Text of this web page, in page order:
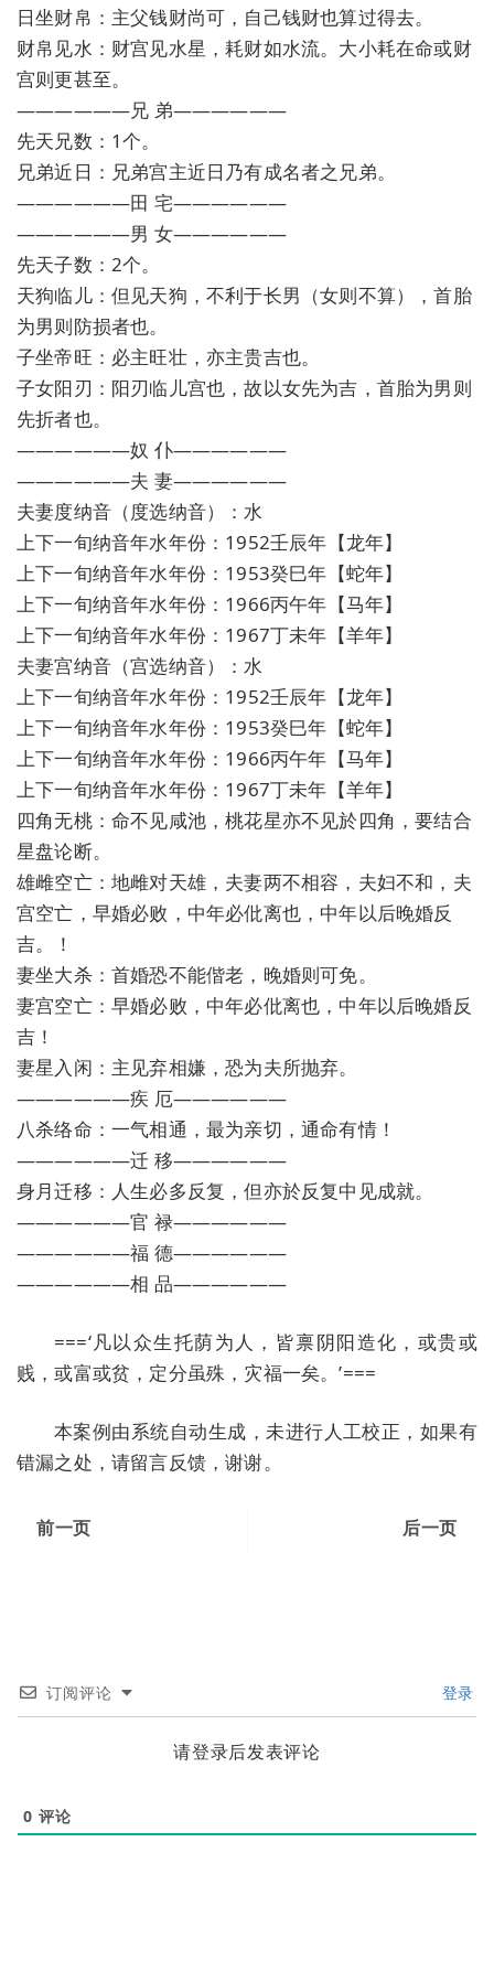
日坐财帛：主父钱财尚可，自己钱财也算过得去。
财帛见水：财宫见水星，耗财如水流。大小耗在命或财
宫则更甚至。
——————兄 弟——————
先天兄数：1个。
兄弟近日：兄弟宫主近日乃有成名者之兄弟。
——————田 宅——————
——————男 女——————
先天子数：2个。
天狗临儿：但见天狗，不利于长男（女则不算），首胎
为男则防损者也。
子坐帝旺：必主旺壮，亦主贵吉也。
子女阳刃：阳刃临儿宫也，故以女先为吉，首胎为男则
先折者也。
——————奴 仆——————
——————夫 妻——————
夫妻度纳音（度选纳音）：水
上下一旬纳音年水年份：1952壬辰年【龙年】
上下一旬纳音年水年份：1953癸巳年【蛇年】
上下一旬纳音年水年份：1966丙午年【马年】
上下一旬纳音年水年份：1967丁未年【羊年】
夫妻宫纳音（宫选纳音）：水
上下一旬纳音年水年份：1952壬辰年【龙年】
上下一旬纳音年水年份：1953癸巳年【蛇年】
上下一旬纳音年水年份：1966丙午年【马年】
上下一旬纳音年水年份：1967丁未年【羊年】
四角无桃：命不见咸池，桃花星亦不见於四角，要结合
星盘论断。
雄雌空亡：地雌对天雄，夫妻两不相容，夫妇不和，夫
宫空亡，早婚必败，中年必仳离也，中年以后晚婚反
吉。！
妻坐大杀：首婚恐不能偕老，晚婚则可免。
妻宫空亡：早婚必败，中年必仳离也，中年以后晚婚反
吉！
妻星入闲：主见弃相嫌，恐为夫所抛弃。
——————疾 厄——————
八杀络命：一气相通，最为亲切，通命有情！
——————迁 移——————
身月迁移：人生必多反复，但亦於反复中见成就。
——————官 禄——————
——————福 德——————
——————相 品——————
===‘凡以众生托荫为人，皆禀阴阳造化，或贵或
贱，或富或贫，定分虽殊，灾福一矣。’===
本案例由系统自动生成，未进行人工校正，如果有
错漏之处，请留言反馈，谢谢。
前一页 后一页
订阅评论 登录
请登录后发表评论
0 评论